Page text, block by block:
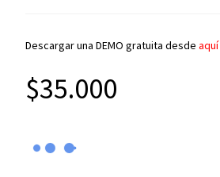
Descargar una DEMO gratuita desdeaquí
$35.000